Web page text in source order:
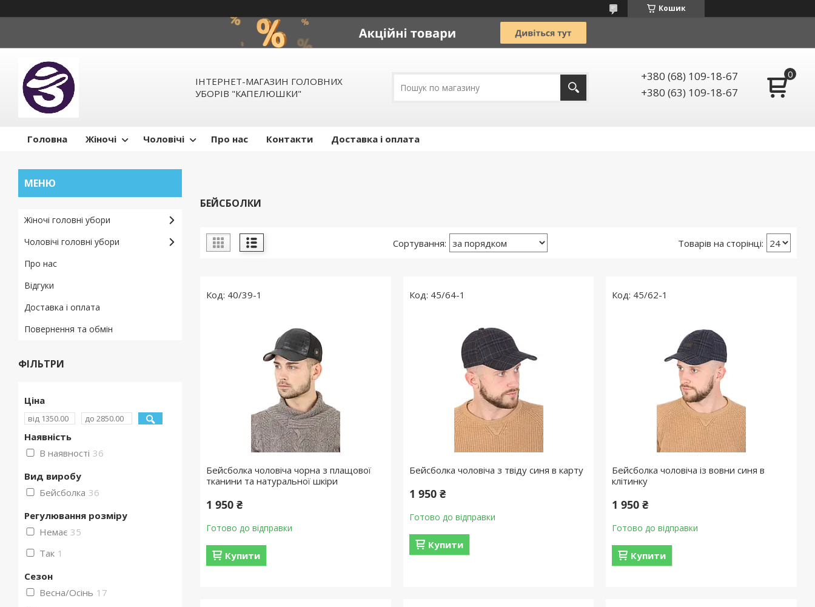
Кошик
ІНТЕРНЕТ-МАГАЗИН ГОЛОВНИХ
УБОРІВ "КАПЕЛЮШКИ"
+380 (68) 109-18-67
+380 (63) 109-18-67
Головна Жіночі Чоловічі Про нас Контакти Доставка і оплата
БЕЙСБОЛКИ
40/39-1
Бейсболка чоловіча чорна з плащової
тканини та натуральної шкіри
1 950 ₴
Готово до відправки
Купити
45/64-1
Бейсболка чоловіча з твіду синя в карту
1 950 ₴
Готово до відправки
Купити
45/62-1
Бейсболка чоловіча із вовни синя в
клітинку
1 950 ₴
Готово до відправки
Купити
Жіночі головні убори
Чоловічі головні убори
Про нас
Відгуки
Доставка і оплата
Повернення та обмін
ФІЛЬТРИ
Ціна
Наявність
В наявності 36
Вид виробу
Бейсболка 36
Регулювання розміру
Немає 35
Так 1
Сезон
Весна/Осінь 17